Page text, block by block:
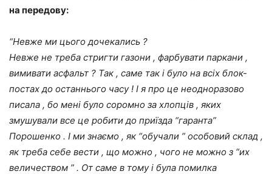
на передову:
“Невже ми цього дочекались ?
Невже не треба стригти газони , фарбувати паркани ,
вимивати асфальт ? Так , саме так і було на всіх блок-
постах до останнього часу ! І я про це неодноразово
писала , бо мені було соромно за хлопців , яких
змушували все це робити до приїзда “гаранта”
Порошенко . І ми знаємо , як “обучали ” особовий склад ,
як треба себе вести , що можно , чого не можно з “их
величеством ” . От саме в тому і була помилка